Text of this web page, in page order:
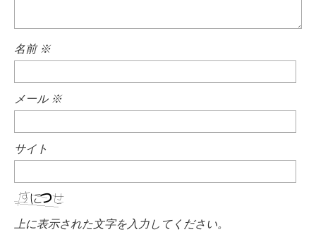
名前※
メール ※
サイト
上に表示された文字を入力してください。